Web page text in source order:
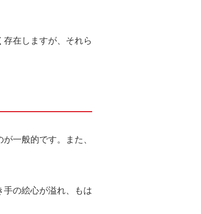
在しますが、それら
一般的です。また、
の絵心が溢れ、もは